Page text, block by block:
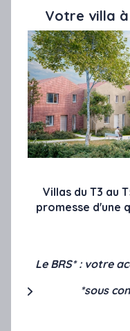
A partir de
Votre villa
Villas du T3 au
promesse d'une
Le BRS* : votre
*sous